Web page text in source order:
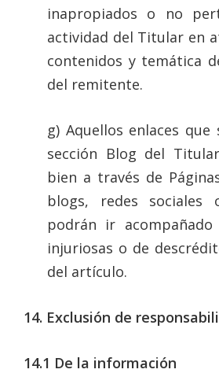
inapropiados o no
actividad del Titular en
contenidos y temática
del remitente.
g) Aquellos enlaces
sección Blog del
bien a través de
blogs, redes sociales
podrán ir acompañado
injuriosas o de
del artículo.
14. Exclusión de
14.1 De la información